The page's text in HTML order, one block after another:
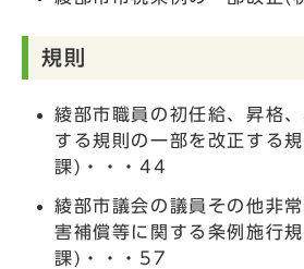
規則
綾部市職員の初任給、昇格
する規則の一部を改正する
課)・・・44
綾部市議会の議員その他非
害補償等に関する条例施行
課)・・・57